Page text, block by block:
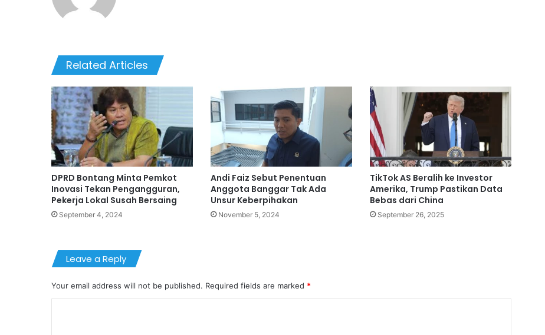
Related Articles
DPRD Bontang Minta Pemkot
Inovasi Tekan Pengangguran,
Pekerja Lokal Susah Bersaing
September 4, 2024
Andi Faiz Sebut Penentuan
Anggota Banggar Tak Ada
Unsur Keberpihakan
November 5, 2024
TikTok AS Beralih ke Investor
Amerika, Trump Pastikan Data
Bebas dari China
September 26, 2025
Leave a Reply
Your email address will not be published. Required fields are marked *